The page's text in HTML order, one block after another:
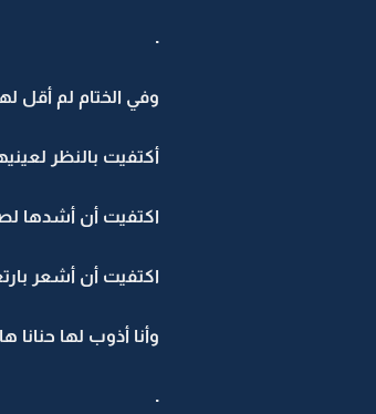
.
وفي الختام لم أقل
أكتفيت بالنظر
اكتفيت أن أشدها
اكتفيت أن أشعر
وأنا أذوب لها
.